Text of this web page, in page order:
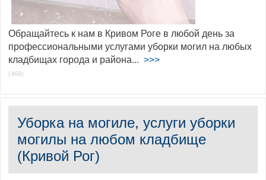
Обращайтесь к нам в Кривом Роге в любой день за
профессиональными услугами уборки могил на любых
кладбищах города и района... >>>
(468)
Уборка на могиле, услуги уборки
могилы на любом кладбище
(Кривой Рог)